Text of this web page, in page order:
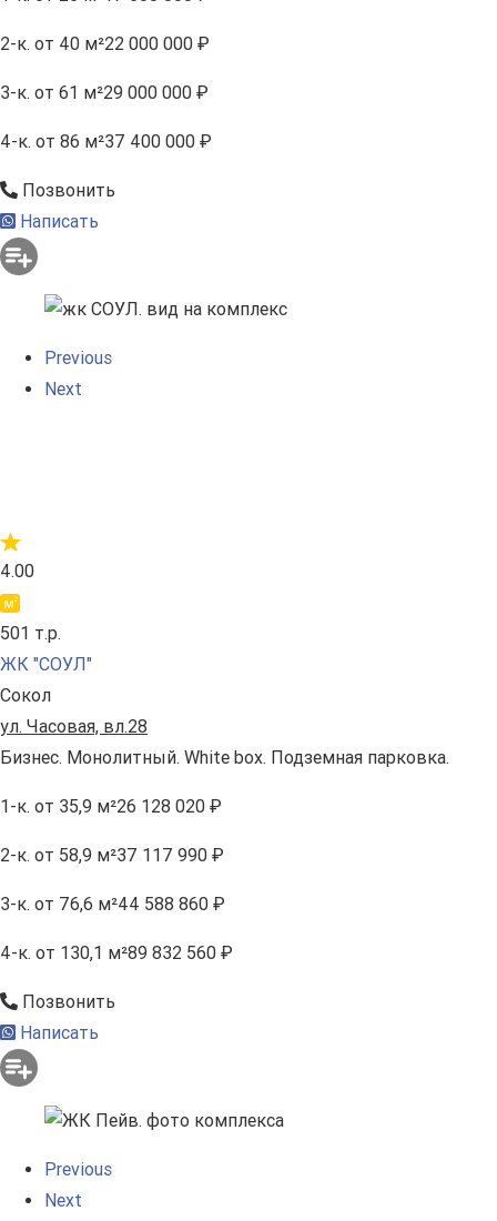
2-к. от 40 м²22 000 000 ₽
3-к. от 61 м²29 000 000 ₽
4-к. от 86 м²37 400 000 ₽
Позвонить
Написать
Previous
Next
4.00
501 т.р.
ЖК "СОУЛ"
Сокол
ул. Часовая, вл.28
Бизнес. Монолитный. White box. Подземная парковка.
1-к. от 35,9 м²26 128 020 ₽
2-к. от 58,9 м²37 117 990 ₽
3-к. от 76,6 м²44 588 860 ₽
4-к. от 130,1 м²89 832 560 ₽
Позвонить
Написать
Previous
Next